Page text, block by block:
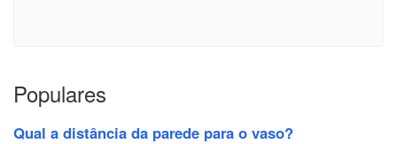
Populares
Qual a distância da parede para o vaso?